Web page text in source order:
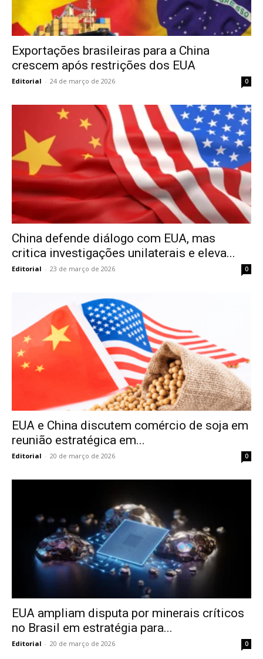
Exportações brasileiras para a China
crescem após restrições dos EUA
Editorial - 24 de março de 2026 0
China defende diálogo com EUA, mas
critica investigações unilaterais e eleva...
Editorial - 23 de março de 2026 0
EUA e China discutem comércio de soja em
reunião estratégica em...
Editorial - 20 de março de 2026 0
EUA ampliam disputa por minerais críticos
no Brasil em estratégia para...
Editorial - 20 de março de 2026 0